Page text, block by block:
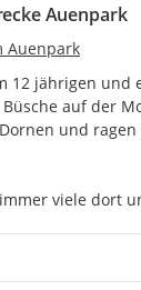
Auenpark
Auenpark
12 jährigen und
auf der
und
viele dort